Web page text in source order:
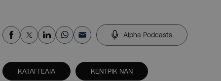
Alpha Podcasts
ΚΑΤΑΓΓΕΛΙΑ ΚΕΝΤΡΙΚ ΝΑΝ